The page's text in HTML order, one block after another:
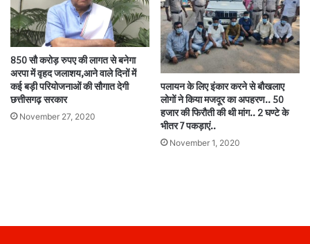
850 सौ करोड़ रुपए की लागत से बनेगा
अरपा में वृहद जलाशय,आने वाले दिनों में
कई बड़ी परियोजनाओं की सौगात देगी
छत्तीसगढ़ सरकार
November 27, 2020
पलायन के लिए इंकार करने से बौखलाए
लोगों ने किया मजदूर का अपहरण.. 50
हजार की फिरौती की थी मांग.. 2 घण्टे के
भीतर 7 पकड़ाएं..
November 1, 2020